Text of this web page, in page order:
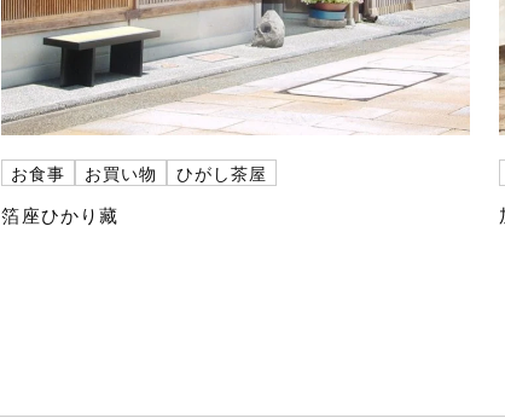
お食事 お買い物 ひがし茶屋
箔座ひかり藏